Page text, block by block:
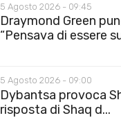
5 Agosto 2026 - 09:45
Draymond Green
“Pensava di essere
5 Agosto 2026 - 09:00
Dybantsa provoca
risposta di Shaq d...